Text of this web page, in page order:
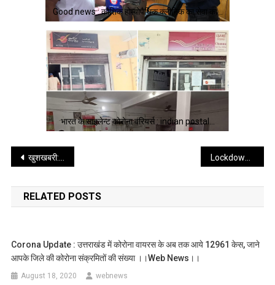
Good news : कौशिक होम्योपैथिक क्लीनिक का सेवा का…
भारत के साइलेन्ट कोरोना वरियर्स : indian postal…
Post
navigation
खुशखबरी: उत्तराखंड में कोरोना संक्रमितों की संख्या तेजी से घटी।। uttrakhand Health Bulletin ।।
RELATED POSTS
Corona Update : उत्तराखंड में कोरोना वायरस के अब तक आये 12961 केस, जाने
आपके जिले की कोरोना संक्रमितों की संख्या ।।web News।।
August 18, 2020 webnews